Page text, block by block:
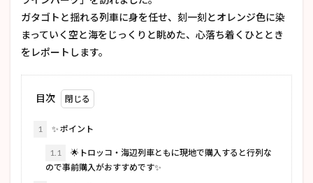
ガタゴトと揺れる列車に身を任せ、刻一刻とオレンジ色に染
まっていく空と海をじっくりと眺めた、心落ち着くひととき
をレポートします。
目次
1 ✨ ポイント
1.1
🌟トロッコ・海辺列車ともに現地で購入すると行列な
ので事前購入がおすすめです✨